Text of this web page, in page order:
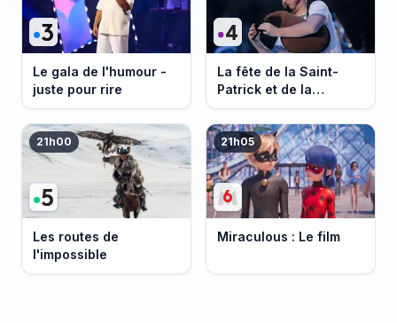
Le gala de l'humour -
juste pour rire
La fête de la Saint-
Patrick et de la
Bretagne
21h00
Les routes de
l'impossible
21h05
Miraculous : Le film